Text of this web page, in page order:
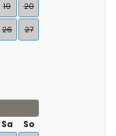
19 20
26 27
Sa
So